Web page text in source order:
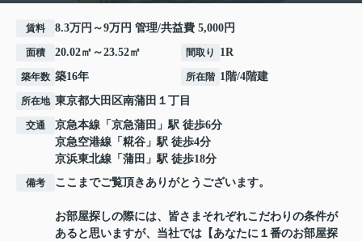
賃料 8.3万円～9万円 管理/共益費 5,000円
面積 20.02㎡～23.52㎡ 間取り 1R
築年数 築16年 所在階 1階/4階建
所在地 東京都大田区南蒲田 １丁目
交通 京急本線 「 京急蒲田 」駅 徒歩6分
京急空港線 「 糀谷 」駅 徒歩4分
京浜東北線 「 蒲田 」駅 徒歩18分
備考 ここまでご覧頂きありがとうございます。
お部屋探しの際には、皆さまそれぞれこだわりの条件が
あると思いますが、当社では【あなたに１番のお部屋探